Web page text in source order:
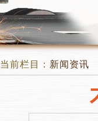
当前栏目： 新闻资讯